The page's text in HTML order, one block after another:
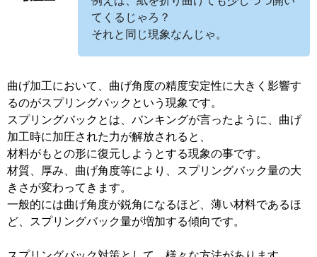
てくるじゃろ？
それと同じ現象なんじゃ。
曲げ加工において、曲げ角度の精度安定性に大きく影響す
るのがスプリングバックという現象です。
スプリングバックとは、バンキングが言ったように、曲げ
加工時に加圧された力が解放されると、
材料がもとの形に復元しようとする現象の事です。
材質、厚み、曲げ角度等により、スプリングバック量の大
きさが変わってきます。
一般的には曲げ角度が鋭角になるほど、薄い材料であるほ
ど、スプリングバック量が増加する傾向です。